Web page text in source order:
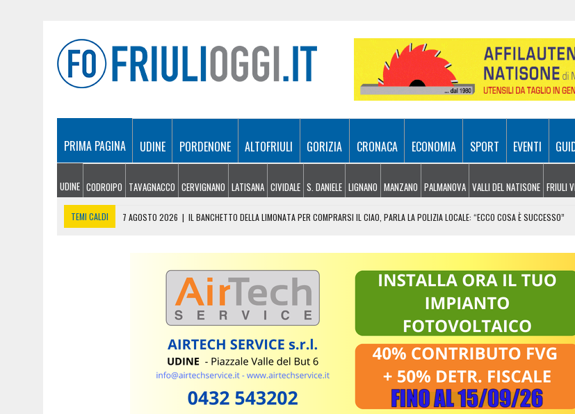
PRIMA PAGINA UDINE PORDENONE ALTOFRIULI GORIZIA CRONACA ECONOMIA SPORT EVENTI
UDINE CODROIPO TAVAGNACCO CERVIGNANO LATISANA CIVIDALE S. DANIELE LIGNANO MANZANO PALMANOVA VALLI DEL NATISONE FRIULI
TEMI CALDI 7 AGOSTO 2026 | IL BANCHETTO DELLA LIMONATA PER COMPRARSI IL CIAO, PARLA LA POLIZIA LOCALE: “ECCO COSA È SUCCESSO”
UN TAP, 10 BIGLIETTI: SUI BUS DI UDINE ARRIVA IL CONTACTLESS PER VIAGGIARE IN GRUPPO
ESTATE E CANI, SCATTANO I CONTROLLI IN FVG: NEL MIRINO ABBANDONI E REGOLE NON RISPETTATE